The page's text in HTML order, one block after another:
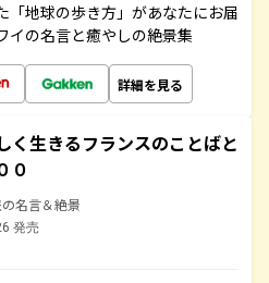
「地球の歩き方」があなたにお届
イの名言と癒やしの絶景集
詳細を見る
く生きるフランスのことばと
０
名言＆絶景
発売